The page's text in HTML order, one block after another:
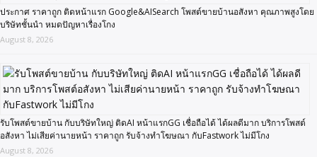
ประกาศ ราคาถูก ติดหน้าแรก Google&AISearch โพสต์ขายบ้านอสังหา คุณภาพสูงโดย
บริษัทชั้นนำ หมดปัญหาเรื่องโกง
August 8, 2026
รับโพสต์ขายบ้าน กับบริษัทใหญ่ ติดAI หน้าแรกGG เชื่อถือได้ ได้ผลดีมาก บริการโพสต์
อสังหา ไม่เสียค่านายหน้า ราคาถูก รับจ้างทำโฆษณา กับFastwork ไม่มีโกง
August 8, 2026